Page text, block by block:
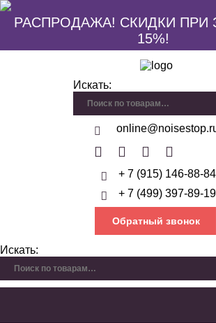
РАСПРОДАЖА! СКИДКИ ПРИ
15%!
Искать:
+ 7 (915) 146-88-84
+ 7 (499) 397-89-19
Обратный звонок
Искать: